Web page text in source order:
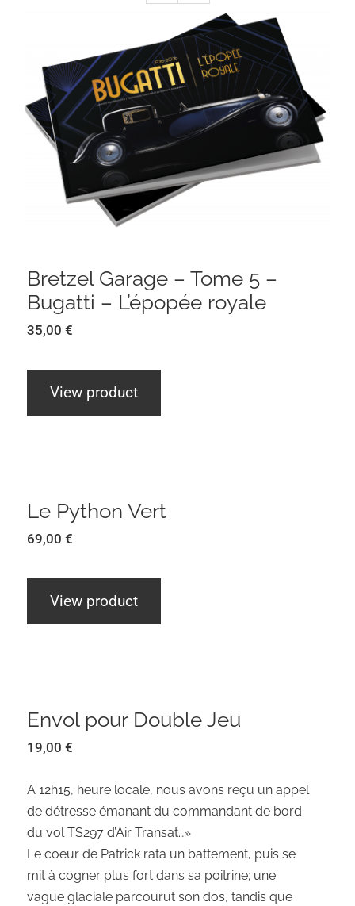
Bretzel Garage – Tome 5 – Bugatti –
L’épopée royale
Bretzel Garage – Tome 5 –
Bugatti – L’épopée royale
35,00€
View product
Le Python Vert
69,00€
View product
Envol pour Double Jeu
19,00€
A 12h15, heure locale, nous avons reçu un appel
de détresse émanant du commandant de bord
du vol TS297 d’Air Transat…»
Le coeur de Patrick rata un battement, puis se
mit à cogner plus fort dans sa poitrine; une
vague glaciale parcourut son dos, tandis que